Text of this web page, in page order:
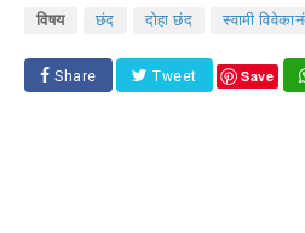
विषय छंद दोहा छंद स्वामी
Share Tweet Save